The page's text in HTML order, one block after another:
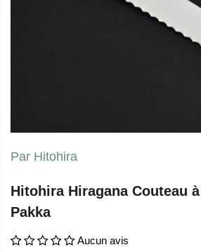
Par Hitohira
Hitohira Hiragana Couteau
Pakka
Aucun avis